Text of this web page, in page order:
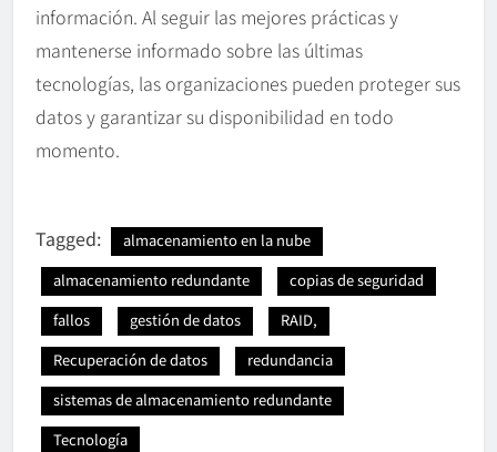
información. Al seguir las mejores prácticas y
mantenerse informado sobre las últimas
tecnologías, las organizaciones pueden proteger sus
datos y garantizar su disponibilidad en todo
momento.
Tagged:
almacenamiento en la nube
almacenamiento redundante
copias de seguridad
fallos
gestión de datos
RAID,
Recuperación de datos
redundancia
sistemas de almacenamiento redundante
Tecnología